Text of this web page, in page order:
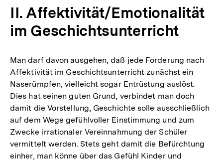
II. Affektivität/Emotionalität
im Geschichtsunterricht
Man darf davon ausgehen, daß jede Forderung nach
Affektivität im Geschichtsunterricht zunächst ein
Naserümpfen, vielleicht sogar Entrüstung auslöst.
Dies hat seinen guten Grund, verbindet man doch
damit die Vorstellung, Geschichte solle ausschließlich
auf dem Wege gefühlvoller Einstimmung und zum
Zwecke irrationaler Vereinnahmung der Schüler
vermittelt werden. Stets geht damit die Befürchtung
einher, man könne über das Gefühl Kinder und